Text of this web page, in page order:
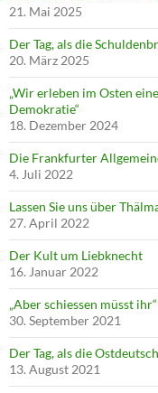
21. Mai 2025
Der Tag, als die
20. März 2025
„Wir erleben im Osten
Demokratie“
18. Dezember 2024
Die Frankfurter
4. Juli 2022
Lassen Sie uns über
27. April 2022
Der Kult um Liebknecht
16. Januar 2022
„Aber schiessen müsst ihr“
30. September 2021
Der Tag, als die
13. August 2021